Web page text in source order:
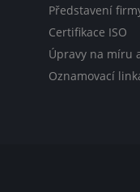
Představení
Certifikace ISO
Úpravy na míru
Oznamovací